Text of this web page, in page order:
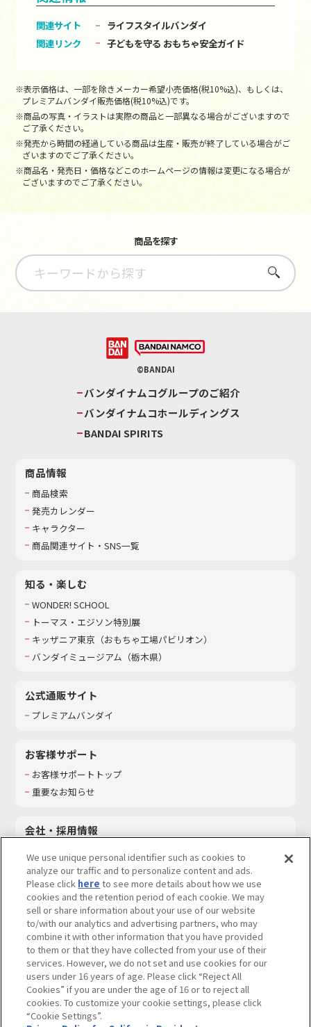
関連サイト
ライフスタイルバンダイ
関連リンク
子どもを守る おもちゃ安全ガイド
※表示価格は、一部を除きメーカー希望小売価格(税10%込)、もしくは、
プレミアムバンダイ販売価格(税10%込)です。
※商品の写真・イラストは実際の商品と一部異なる場合がございますので
ご了承ください。
※発売から時間の経過している商品は生産・販売が終了している場合がご
ざいますのでご了承ください。
※商品名・発売日・価格などこのホームページの情報は変更になる場合が
ございますのでご了承ください。
商品を探す
さがす
©BANDAI
バンダイナムコグループのご紹介
バンダイナムコホールディングス
BANDAI SPIRITS
商品情報
商品検索
発売カレンダー
キャラクター
商品関連サイト・SNS一覧
知る・楽しむ
WONDER! SCHOOL
トーマス・エジソン特別展
キッザニア東京（おもちゃ工場パビリオン）​
バンダイミュージアム（栃木県）
公式通販サイト
プレミアムバンダイ
お客様サポート
お客様サポートトップ
重要なお知らせ
会社・採用情報
採用情報
サステナビリティ
お問い合わせ
ウェブサイトご利用条件 ソーシャルメディアポリシー
個人情報及び特定個人情報等の取り扱いに関する保護方針
Do Not Sell or Share My Personal Information著作権・商標について
We use unique personal identifier such as cookies to
analyze our traffic and to personalize content and ads.
Please click here to see more details about how we use
cookies and the retention period of each cookie. We may
sell or share information about your use of our website
to/with our analytics and advertising partners, who may
combine it with other information that you have provided
to them or that they have collected from your use of their
services. However, we do not set and use cookies for our
users under 16 years of age. Please click “Reject All
Cookies” if you are under the age of 16 or to reject all
cookies. To customize your cookie settings, please click
“Cookie Settings”.